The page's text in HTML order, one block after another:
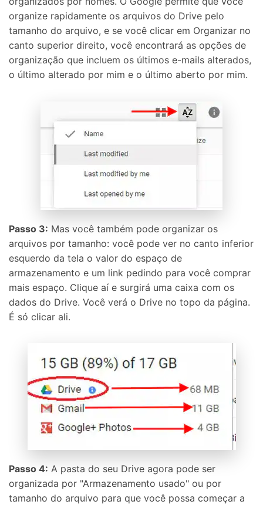
organize rapidamente os arquivos do Drive pelo
tamanho do arquivo, e se você clicar em Organizar no
canto superior direito, você encontrará as opções de
organização que incluem os últimos e-mails alterados,
o último alterado por mim e o último aberto por mim.
Passo 3: Mas você também pode organizar os
arquivos por tamanho: você pode ver no canto inferior
esquerdo da tela o valor do espaço de
armazenamento e um link pedindo para você comprar
mais espaço. Clique aí e surgirá uma caixa com os
dados do Drive. Você verá o Drive no topo da página.
É só clicar ali.
Passo 4: A pasta do seu Drive agora pode ser
organizada por "Armazenamento usado" ou por
tamanho do arquivo para que você possa começar a